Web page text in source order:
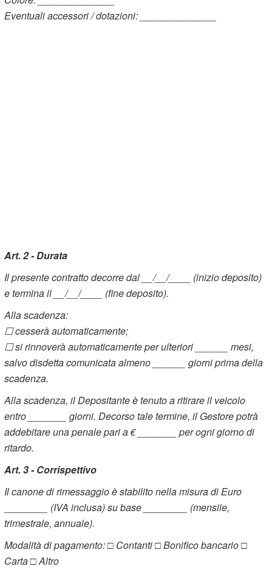
Eventuali accessori / dotazioni: ______________
Art. 2 - Durata
Il presente contratto decorre dal __/__/____ (inizio deposito)
e termina il __/__/____ (fine deposito).
Alla scadenza:
☐ cesserà automaticamente;
☐ si rinnoverà automaticamente per ulteriori ______ mesi,
salvo disdetta comunicata almeno ______ giorni prima della
scadenza.
Alla scadenza, il Depositante è tenuto a ritirare il veicolo
entro _______ giorni. Decorso tale termine, il Gestore potrà
addebitare una penale pari a € _______ per ogni giorno di
ritardo.
Art. 3 - Corrispettivo
Il canone di rimessaggio è stabilito nella misura di Euro
________ (IVA inclusa) su base ________ (mensile,
trimestrale, annuale).
Modalità di pagamento: □ Contanti □ Bonifico bancario □
Carta □ Altro